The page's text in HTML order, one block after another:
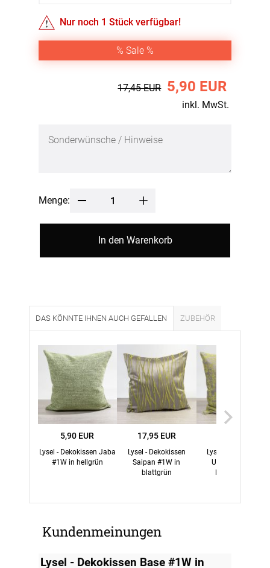
Nur noch 1 Stück verfügbar!
% Sale %
17,45 EUR 5,90 EUR
inkl. MwSt.
Menge:
In den Warenkorb
DAS KÖNNTE IHNEN AUCH GEFALLEN ZUBEHÖR
5,90 EUR
Lysel - Dekokissen Jaba
#1W in hellgrün
17,95 EUR
Lysel - Dekokissen
Saipan #1W in
blattgrün
Lysel - Dekokissen
Umuna #1W in
limettengrün
Kundenmeinungen
Lysel - Dekokissen Base #1W in